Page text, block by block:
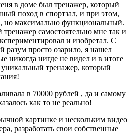
в доме был тренажер, который
поход в спортзал, и при этом,
но максимально функциональный.
самостоятельно мне так и
и изобретал. С
разум просто озарило, я нашел
никогда нигде не видел и в итоге
тренажер, который
в 70000 рублей , да и самому
как то не реально!
картинке и нескольким видео
разработать свои собственные